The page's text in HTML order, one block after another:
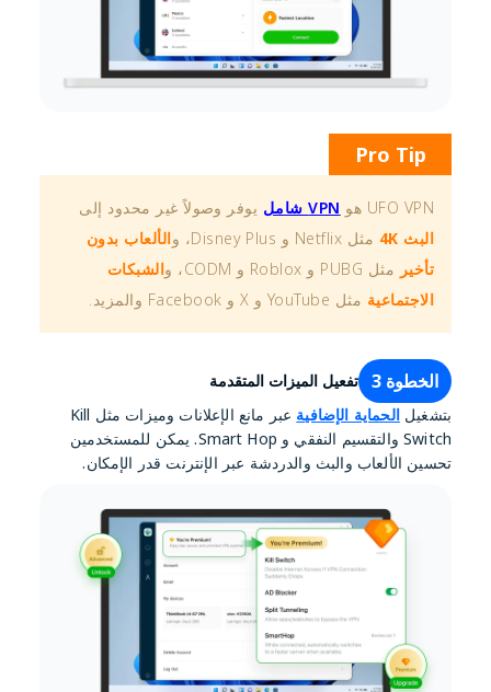
Pro Tip
UFO VPN هو VPN شامل
يوفر وصولاً غير محدود إلى
البث 4K
مثل Netflix و Disney Plus، و
الألعاب بدون
تأخير مثل PUBG و Roblox و CODM، و
الشبكات
الاجتماعية مثل YouTube و X و Facebook والمزيد.
الخطوة 3
تفعيل الميزات المتقدمة
بتشغيلالحماية الإضافية
عبر مانع الإعلانات وميزات مثل Kill
Switch والتقسيم النفقي و Smart Hop. يمكن للمستخدمين
تحسين الألعاب والبث والدردشة عبر الإنترنت قدر الإمكان.